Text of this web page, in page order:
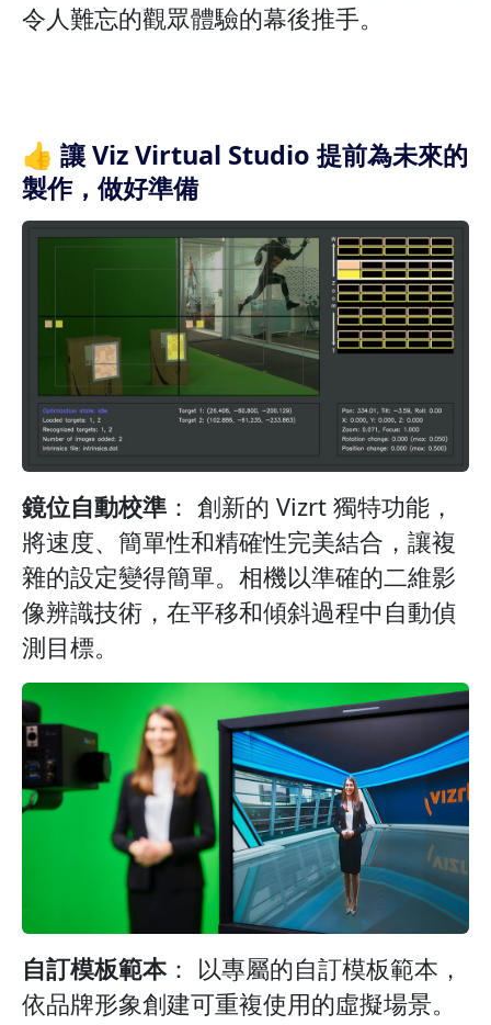
令人難忘的觀眾體驗的幕後推手。
👍 讓 Viz Virtual Studio 提前為未來的
製作，做好準備
鏡位自動校準 ： 創新的 Vizrt 獨特功能，
將速度、簡單性和精確性完美結合，讓複
雜的設定變得簡單。相機以準確的二維影
像辨識技術，在平移和傾斜過程中自動偵
測目標。
自訂模板範本： 以專屬的自訂模板範本，
依品牌形象創建可重複使用的虛擬場景。